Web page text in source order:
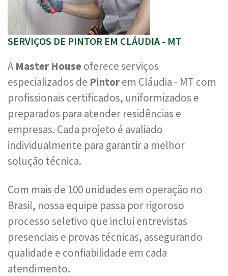
SERVIÇOS DE PINTOR EM CLÁUDIA - MT
AMaster House oferece serviços
especializados de Pintorem Cláudia - MT com
profissionais certificados, uniformizados e
preparados para atender residências e
empresas. Cada projeto é avaliado
individualmente para garantir a melhor
solução técnica.
Com mais de 100 unidades em operação no
Brasil, nossa equipe passa por rigoroso
processo seletivo que inclui entrevistas
presenciais e provas técnicas, assegurando
qualidade e confiabilidade em cada
atendimento.